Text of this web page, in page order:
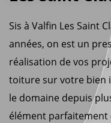
Sis à Valfin Les Saint
années, on est un
réalisation de vos
toiture sur votre bien
le domaine depuis
élément parfaitement